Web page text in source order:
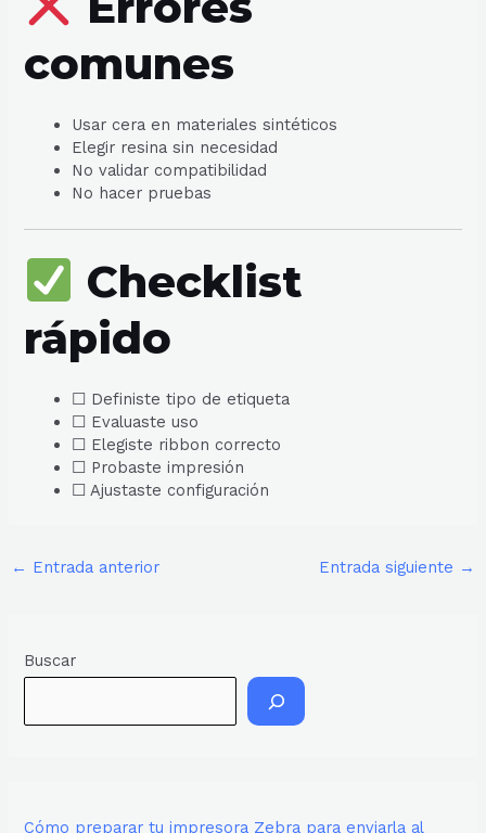
comunes
Usar cera en materiales sintéticos
Elegir resina sin necesidad
No validar compatibilidad
No hacer pruebas
Checklist
rápido
☐ Definiste tipo de etiqueta
☐ Evaluaste uso
☐ Elegiste ribbon correcto
☐ Probaste impresión
☐ Ajustaste configuración
← Entrada anterior Entrada siguiente →
Buscar
Cómo preparar tu impresora Zebra para enviarla al